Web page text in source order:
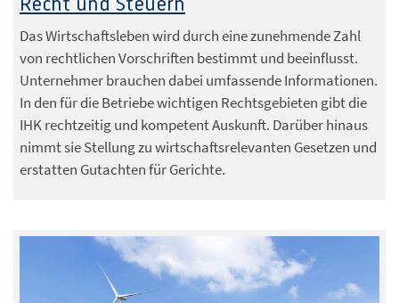
Recht und Steuern
Das Wirtschaftsleben wird durch eine zunehmende Zahl
von rechtlichen Vorschriften bestimmt und beeinflusst.
Unternehmer brauchen dabei umfassende Informationen.
In den für die Betriebe wichtigen Rechtsgebieten gibt die
IHK rechtzeitig und kompetent Auskunft. Darüber hinaus
nimmt sie Stellung zu wirtschaftsrelevanten Gesetzen und
erstatten Gutachten für Gerichte.